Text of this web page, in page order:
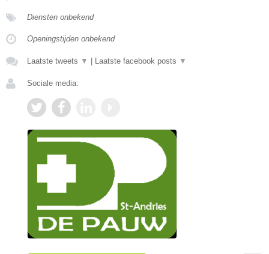
Diensten onbekend
Openingstijden onbekend
Laatste tweets ▼ | Laatste facebook posts ▼
Sociale media: